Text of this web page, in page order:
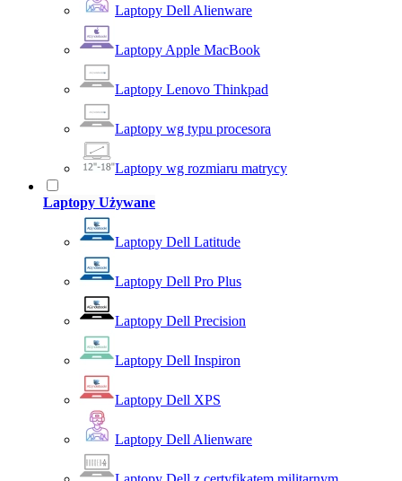
Laptopy Dell Alienware
Laptopy Apple MacBook
Laptopy Lenovo Thinkpad
Laptopy wg typu procesora
Laptopy wg rozmiaru matrycy
Laptopy Używane
Laptopy Dell Latitude
Laptopy Dell Pro Plus
Laptopy Dell Precision
Laptopy Dell Inspiron
Laptopy Dell XPS
Laptopy Dell Alienware